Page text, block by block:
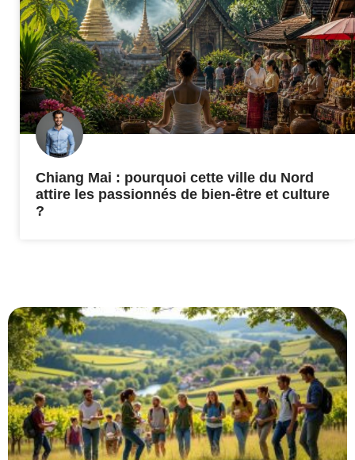
Chiang Mai : pourquoi cette ville du Nord
attire les passionnés de bien-être et culture
?